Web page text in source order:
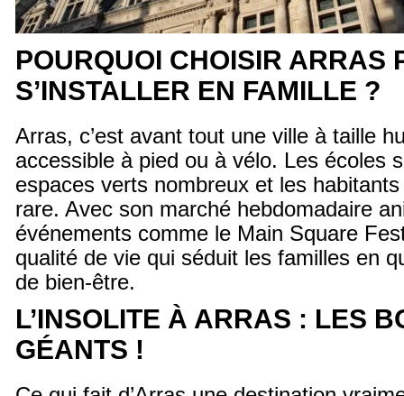
POURQUOI CHOISIR ARRAS
S’INSTALLER EN FAMILLE ?
Arras, c’est avant tout une ville à taille
accessible à pied ou à vélo. Les écoles
espaces verts nombreux et les habitants
rare. Avec son marché hebdomadaire
événements comme le Main Square
qualité de vie qui séduit les familles en
de bien-être.
L’INSOLITE À ARRAS : LES
GÉANTS !